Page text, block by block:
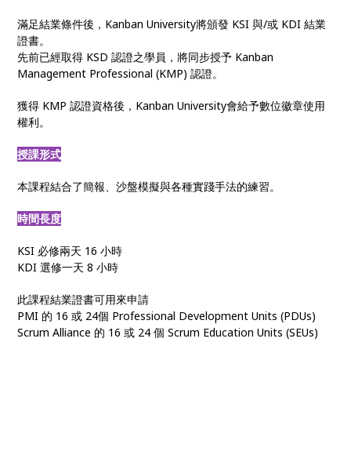
滿足結業條件後，Kanban University將頒發 KSI 與/或 KDI 結業
證書。
先前已經取得 KSD 認證之學員，將同步授予 Kanban
Management Professional (KMP) 認證。
獲得 KMP 認證資格後，Kanban University會給予數位徽章使用
權利。
授課形式
本課程結合了簡報、沙盤模擬與各種實踐手法的練習。
時間長度
KSI 必修兩天 16 小時
KDI 選修一天 8 小時
此課程結業證書可用來申請
PMI 的 16 或 24個 Professional Development Units (PDUs)
Scrum Alliance 的 16 或 24 個 Scrum Education Units (SEUs)